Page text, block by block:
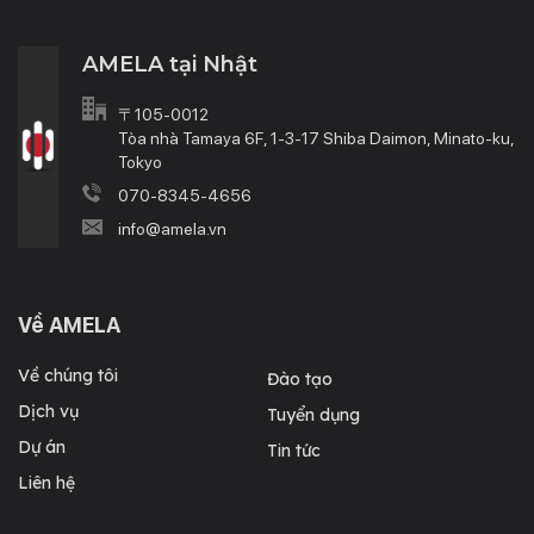
smart contract Smart contract là các đoạn mã được
developers cần có kiến thức sâu về ngôn…
AMELA tại Nhật
〒105-0012
Tòa nhà Tamaya 6F, 1-3-17 Shiba Daimon, Minato-ku,
Tokyo
070-8345-4656
info@amela.vn
Về AMELA
Về chúng tôi
Dịch vụ
Dự án
Liên hệ
Đào tạo
Tuyển dụng
Tin tức